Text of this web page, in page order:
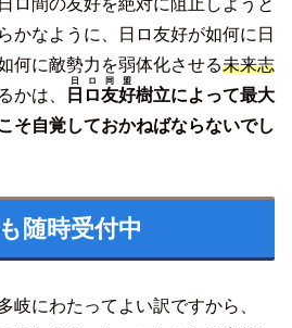
ロ間の友好を絶対に阻止しようと
かなように、日ロ友好が如何に日
何に敵勢力を弱体化させる未来志
かは、 日ロ友好
日ロ同盟
樹立によって最大
そ自覚しておかねばならないでし
随時受付中
岐にわたってよい訳ですから、